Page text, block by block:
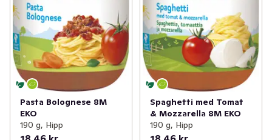
Pasta Bolognese 8M
EKO
190 g, Hipp
Spaghetti med Tomat
& Mozzarella 8M EKO
190 g, Hipp